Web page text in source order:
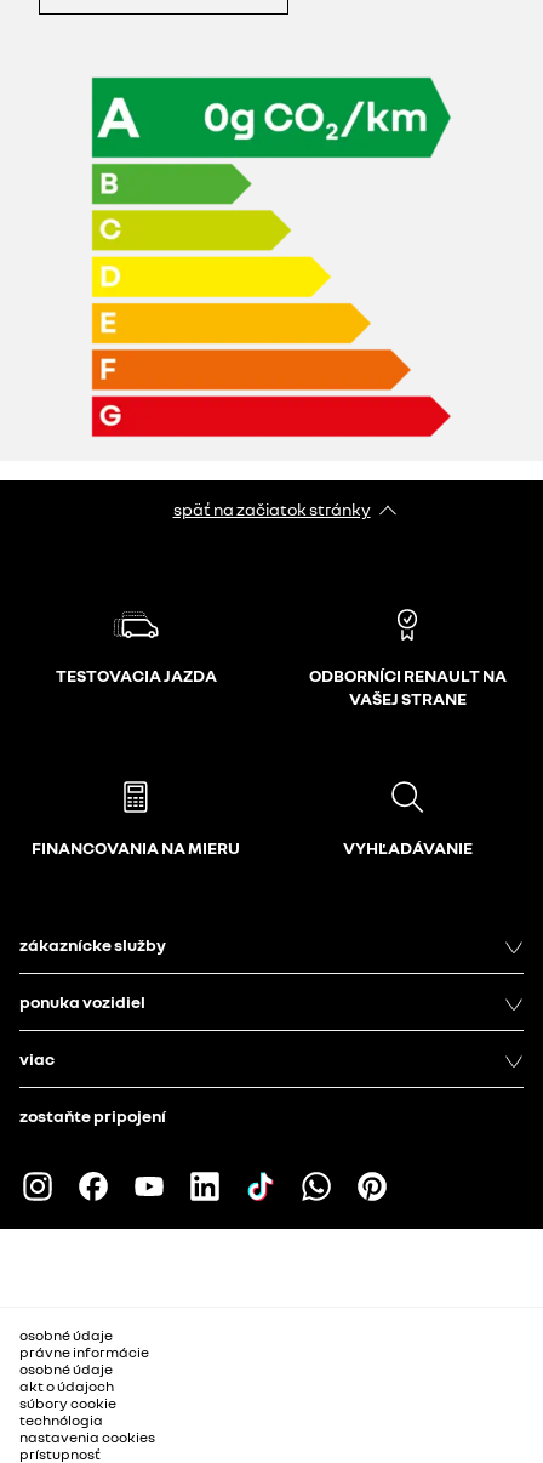
späť na začiatok stránky
TESTOVACIA JAZDA
ODBORNÍCI RENAULT NA
VAŠEJ STRANE
FINANCOVANIA NA MIERU VYHĽADÁVANIE
zákaznícke služby
ponuka vozidiel
viac
zostaňte pripojení
osobné údaje
právne informácie
osobné údaje
akt o údajoch
súbory cookie
technólogia
nastavenia cookies
prístupnosť